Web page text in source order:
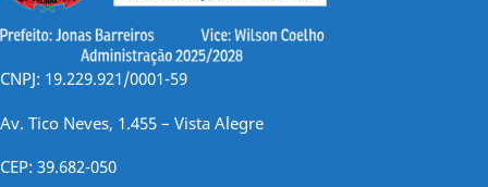
CNPJ: 19.229.921/0001-59
Av. Tico Neves, 1.455 – Vista Alegre
CEP: 39.682-050